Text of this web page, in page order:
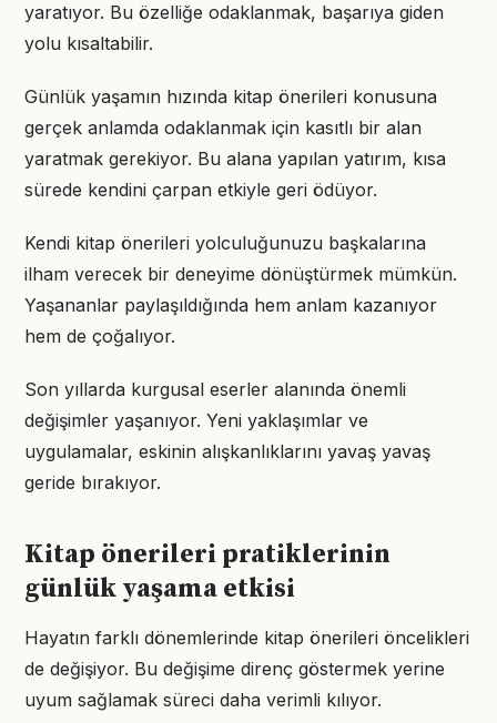
yaratıyor. Bu özelliğe odaklanmak, başarıya giden
yolu kısaltabilir.
Günlük yaşamın hızında kitap önerileri konusuna
gerçek anlamda odaklanmak için kasıtlı bir alan
yaratmak gerekiyor. Bu alana yapılan yatırım, kısa
sürede kendini çarpan etkiyle geri ödüyor.
Kendi kitap önerileri yolculuğunuzu başkalarına
ilham verecek bir deneyime dönüştürmek mümkün.
Yaşananlar paylaşıldığında hem anlam kazanıyor
hem de çoğalıyor.
Son yıllarda kurgusal eserler alanında önemli
değişimler yaşanıyor. Yeni yaklaşımlar ve
uygulamalar, eskinin alışkanlıklarını yavaş yavaş
geride bırakıyor.
Kitap önerileri pratiklerinin
günlük yaşama etkisi
Hayatın farklı dönemlerinde kitap önerileri öncelikleri
de değişiyor. Bu değişime direnç göstermek yerine
uyum sağlamak süreci daha verimli kılıyor.